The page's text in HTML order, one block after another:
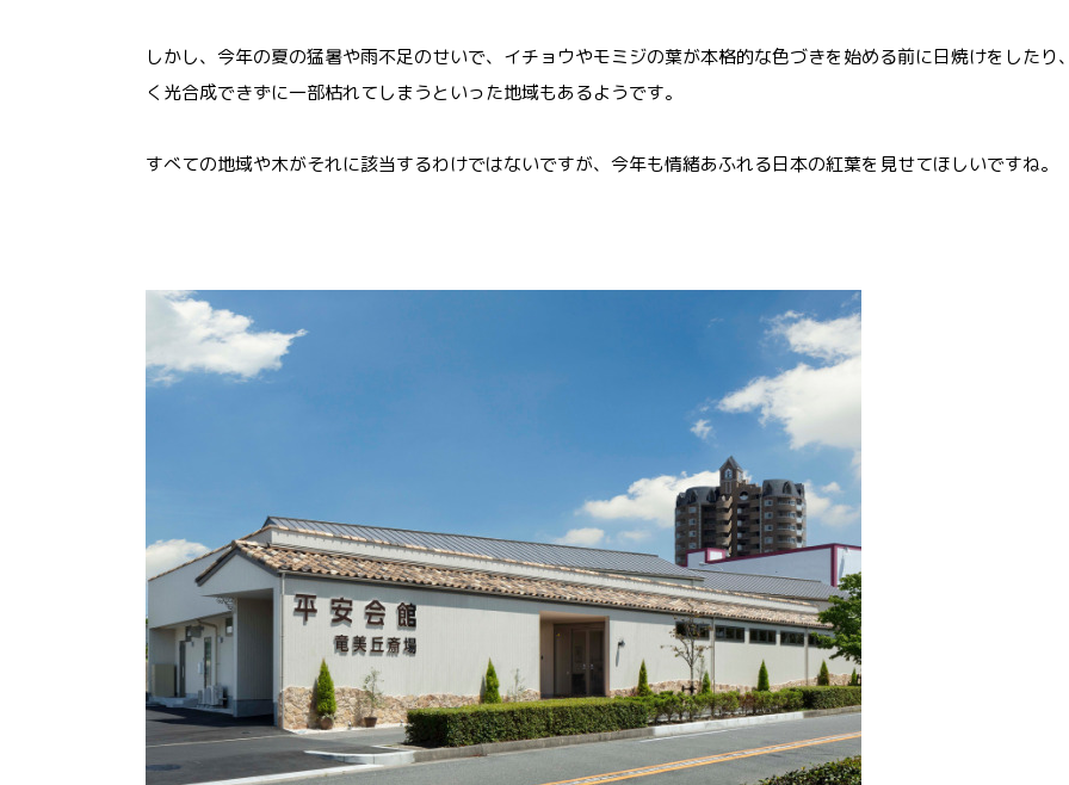
しかし、今年の夏の猛暑や雨不足のせいで、イチョウやモミジの葉が本格的な色づきを始める前に日焼けをしたり
く光合成できずに一部枯れてしまうといった地域もあるようです。
すべての地域や木がそれに該当するわけではないですが、今年も情緒あふれる日本の紅葉を見せてほしいですね。